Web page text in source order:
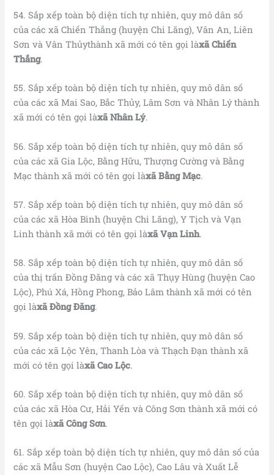
54. Sắp xếp toàn bộ diện tích tự nhiên, quy mô dân số
của các xã Chiến Thắng (huyện Chi Lăng), Vân An, Liên
Sơn và Vân Thủythành xã mới có tên gọi làxã Chiến
Thắng.
55. Sắp xếp toàn bộ diện tích tự nhiên, quy mô dân số
của các xã Mai Sao, Bắc Thủy, Lâm Sơn và Nhân Lý thành
xã mới có tên gọi làxã Nhân Lý.
56. Sắp xếp toàn bộ diện tích tự nhiên, quy mô dân số
của các xã Gia Lộc, Bằng Hữu, Thượng Cường và Bằng
Mạc thành xã mới có tên gọi làxã Bằng Mạc.
57. Sắp xếp toàn bộ diện tích tự nhiên, quy mô dân số
của các xã Hòa Bình (huyện Chi Lăng), Y Tịch và Vạn
Linh thành xã mới có tên gọi làxã Vạn Linh.
58. Sắp xếp toàn bộ diện tích tự nhiên, quy mô dân số
của thị trấn Đồng Đăng và các xã Thụy Hùng (huyện Cao
Lộc), Phú Xá, Hồng Phong, Bảo Lâm thành xã mới có tên
gọi làxã Đồng Đăng.
59. Sắp xếp toàn bộ diện tích tự nhiên, quy mô dân số
của các xã Lộc Yên, Thanh Lòa và Thạch Đạn thành xã
mới có tên gọi làxã Cao Lộc.
60. Sắp xếp toàn bộ diện tích tự nhiên, quy mô dân số
của các xã Hòa Cư, Hải Yến và Công Sơn thành xã mới có
tên gọi làxã Công Sơn.
61. Sắp xếp toàn bộ diện tích tự nhiên, quy mô dân số của
các xã Mẫu Sơn (huyện Cao Lộc), Cao Lâu và Xuất Lễ